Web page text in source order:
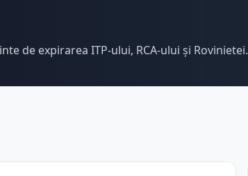
de expirarea ITP-ului, RCA-ului și Rovinietei.